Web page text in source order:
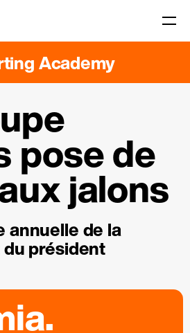
Academy
pose de
jalons
annuelle de la
président